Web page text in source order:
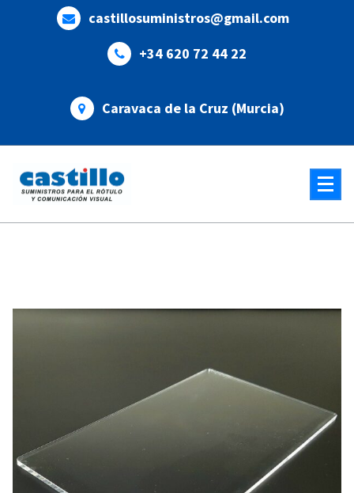
castillosuministros@gmail.com
+34 620 72 44 22
Caravaca de la Cruz (Murcia)